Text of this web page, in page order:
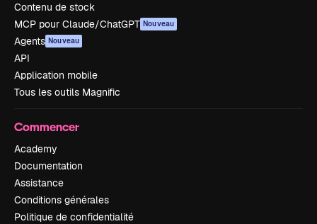
Contenu de stock
MCP pour Claude/ChatGPT Nouveau
Agents Nouveau
API
Application mobile
Tous les outils Magnific
Commencer
Academy
Documentation
Assistance
Conditions générales
Politique de confidentialité